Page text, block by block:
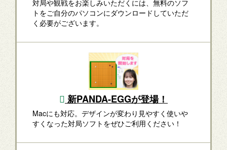
対局や観戦をお楽しみいただくには、無料のソフ
トをご自分のパソコンにダウンロードしていただ
く必要がございます。
新PANDA-EGGが登場！
Macにも対応。デザインが変わり見やすく使いや
すくなった対局ソフトをぜひご利用ください！